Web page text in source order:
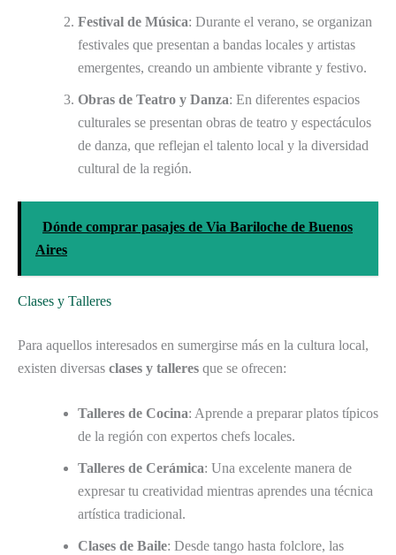
Festival de Música: Durante el verano, se organizan
festivales que presentan a bandas locales y artistas
emergentes, creando un ambiente vibrante y festivo.
Obras de Teatro y Danza: En diferentes espacios
culturales se presentan obras de teatro y espectáculos
de danza, que reflejan el talento local y la diversidad
cultural de la región.
Dónde comprar pasajes de Via Bariloche de Buenos
Aires
Clases y Talleres
Para aquellos interesados en sumergirse más en la cultura local,
existen diversas clases y talleres que se ofrecen:
Talleres de Cocina: Aprende a preparar platos típicos
de la región con expertos chefs locales.
Talleres de Cerámica: Una excelente manera de
expresar tu creatividad mientras aprendes una técnica
artística tradicional.
Clases de Baile: Desde tango hasta folclore, las